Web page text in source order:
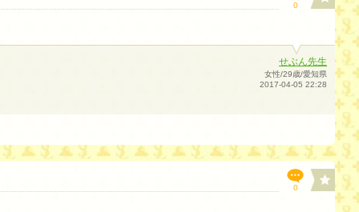
0
せぶん先生
女性/29歳/愛知県
2017-04-05 22:28
0